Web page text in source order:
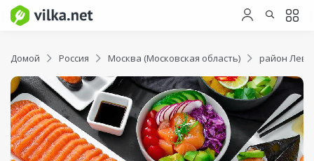
Домой Россия Москва (Московская область) район